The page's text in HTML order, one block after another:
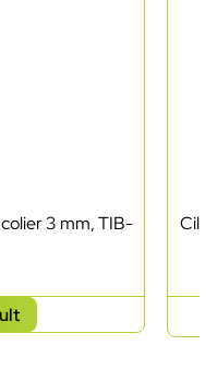
3 mm, TIB-